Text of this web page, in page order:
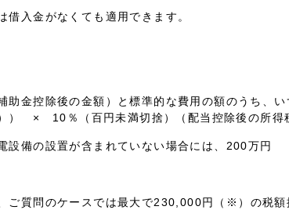
借入金がなくても適用できます。
助金控除後の金額）と標準的な費用の額のうち、
） × 10％（百円未満切捨）（配当控除後の所得
設備の設置が含まれていない場合には、200万円
ご質問のケースでは最大で230,000円（※）の税額